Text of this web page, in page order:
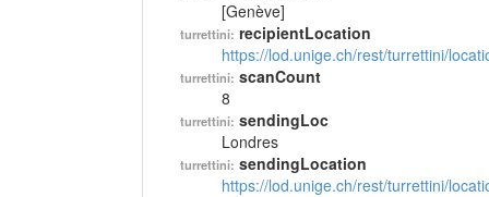
[Genève]
turrettini: recipientLocation
https://lod.unige.ch/rest/turrettini/
turrettini: scanCount
8
turrettini: sendingLoc
Londres
turrettini: sendingLocation
https://lod.unige.ch/rest/turrettini/